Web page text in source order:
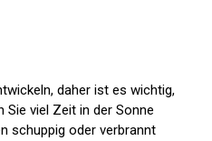
daher ist es wichtig,
viel Zeit in der Sonne
schuppig oder verbrannt